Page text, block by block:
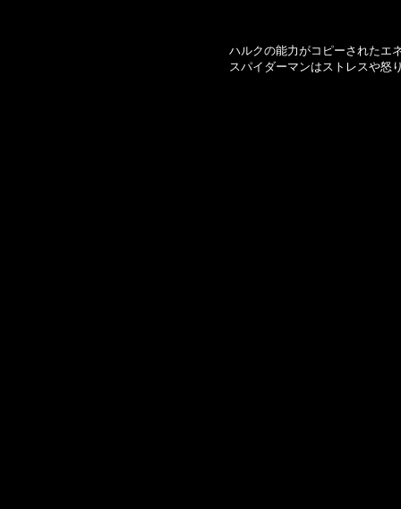
ハルクの能力がコピーされたエ
スパイダーマンはストレスや怒